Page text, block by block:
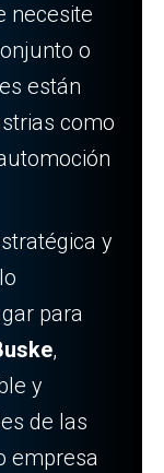
necesite
o
están
como
y
para
,
y
de las
empresa